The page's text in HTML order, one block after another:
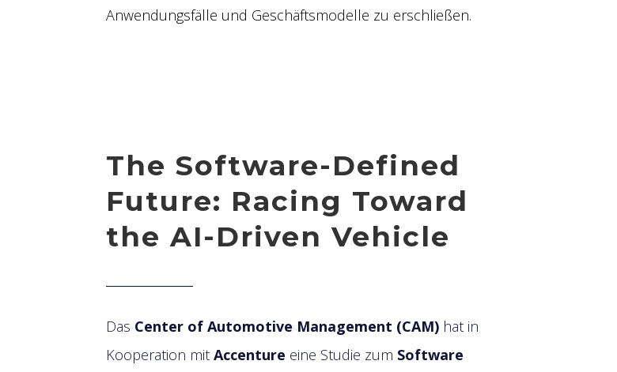
Anwendungsfälle und Geschäftsmodelle zu erschließen.
The Software-Defined
Future: Racing Toward
the AI-Driven Vehicle
Das Center of Automotive Management (CAM) hat in
Kooperation mitAccenture eine Studie zum Software